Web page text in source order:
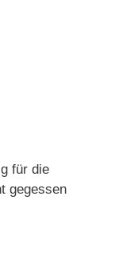
für die
gegessen